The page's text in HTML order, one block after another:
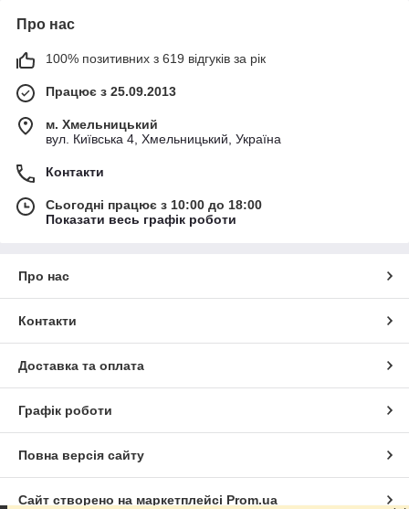
Про нас
100% позитивних з 619 відгуків за рік
Працює з 25.09.2013
м. Хмельницький
вул. Київська 4, Хмельницький, Україна
Контакти
Сьогодні працює з 10:00 до 18:00
Показати весь графік роботи
Про нас
Контакти
Доставка та оплата
Графік роботи
Повна версія сайту
Сайт створено на маркетплейсі Prom.ua